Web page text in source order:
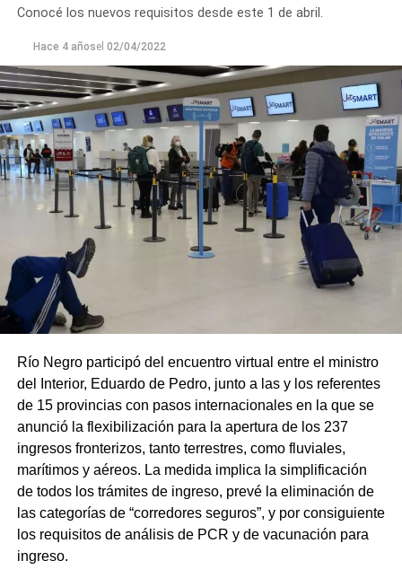
Conocé los nuevos requisitos desde este 1 de abril.
Hace 4 añosel 02/04/2022
Río Negro participó del encuentro virtual entre el ministro
del Interior, Eduardo de Pedro, junto a las y los referentes
de 15 provincias con pasos internacionales en la que se
anunció la flexibilización para la apertura de los 237
ingresos fronterizos, tanto terrestres, como fluviales,
marítimos y aéreos. La medida implica la simplificación
de todos los trámites de ingreso, prevé la eliminación de
las categorías de “corredores seguros”, y por consiguiente
los requisitos de análisis de PCR y de vacunación para
ingreso.